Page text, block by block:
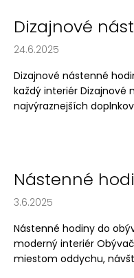
Dizajnové
24.6.2025
Dizajnové nástenné
každý interiér Dizajnové
najvýraznejších
Nástenné
3.6.2025
Nástenné hodiny do
moderný interiér
miestom oddychu,
DO
OBÝVAČKY
–
STRIEBORNÉ
NÁSTENNÉ
HODINY
NA
STENU
€29